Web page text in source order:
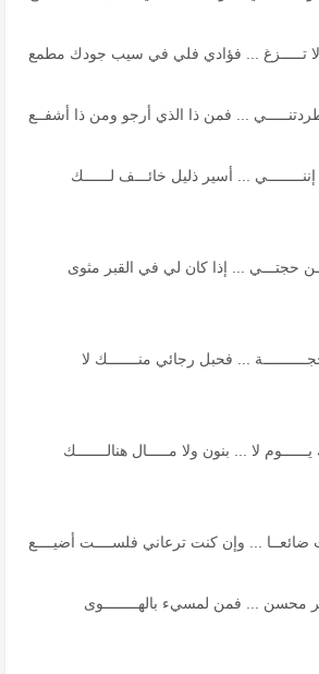
تـــــزغ ... فؤادي فلي في سيب جودك مطمع
طردتنـــــي ... فمن ذا الذي أرجو ومن ذا أشفــع
... أسير ذليل خائـــف لــــــك
حجتـــي ... إذا كان لي في القبر مثوى
... فحبل رجائي منـــــــك لا
لا ... بنون ولا مـــــال هنالـــــــك
... وإن كنت ترعاني فلســــت أضيــــع
محسن ... فمن لمسيء بالهــــــــوى